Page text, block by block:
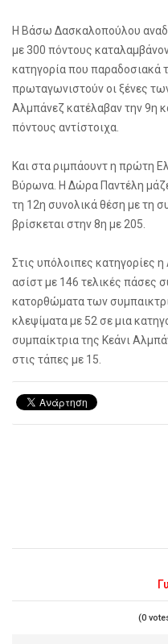
(0
Η Βάσω Δασκαλοπούλου
με 300 πόντους
κατηγορία που παραδοσιακά
πρωταγωνιστούν οι ξένες
Αλμπάνεζ κατέλαβαν την 9η
πόντους αντίστοιχα.
Και στα ριμπάουντ η πρώτη
Βύρωνα. Η Δώρα Παντέλη
τη 12η συνολικά θέση με τη
βρίσκεται στην 8η με 205.
Στις υπόλοιπες κατηγορίες
ασίστ με 146 τελικές πάσες
κατορθώματα των
κλεψίματα με 52 σε μια
συμπαίκτρια της Κεάνι
στις τάπες με 15.